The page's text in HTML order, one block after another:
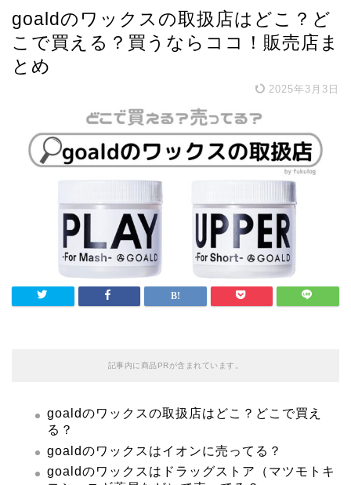
goaldのワックスの取扱店はどこ？ど
こで買える？買うならココ！販売店ま
とめ
2025年3月3日
記事内に商品PRが含まれています。
goaldのワックスの取扱店はどこ？どこで買え
る？
goaldのワックスはイオンに売ってる？
goaldのワックスはドラッグストア（マツモトキ